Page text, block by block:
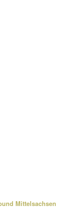
Mittelsachsen